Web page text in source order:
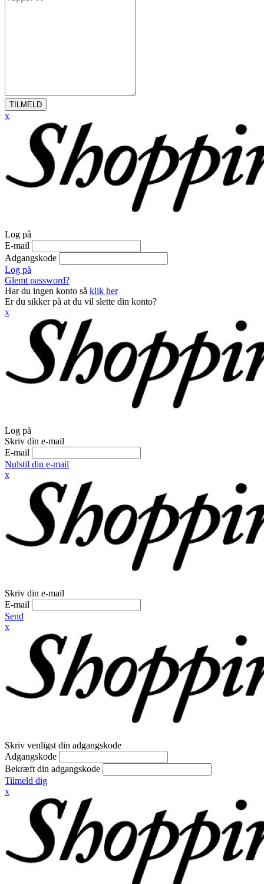
TILMELD
x
Log på
E-mail
Adgangskode
Log på
Glemt password?
Har du ingen konto så klik her
Er du sikker på at du vil slette din konto?
x
Log på
Skriv din e-mail
E-mail
Nulstil din e-mail
x
Skriv din e-mail
E-mail
Send
x
Skriv venligst din adgangskode
Adgangskode
Bekræft din adgangskode
Tilmeld dig
x